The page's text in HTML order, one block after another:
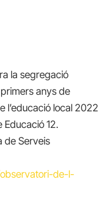
la segregació
anys de
l’educació local 2022
Educació 12.
de Serveis
de-l-